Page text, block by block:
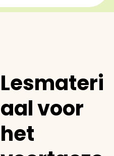
Lesmateri
aal voor
het